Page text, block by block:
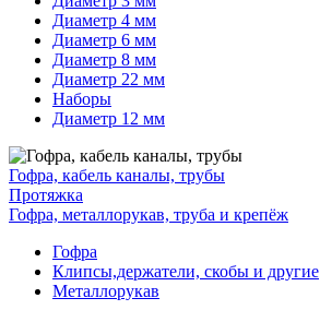
Диаметр 4 мм
Диаметр 6 мм
Диаметр 8 мм
Диаметр 22 мм
Наборы
Диаметр 12 мм
Гофра, кабель каналы, трубы
Протяжка
Гофра, металлорукав, труба и крепёж
Гофра
Клипсы,держатели, скобы и другие
Металлорукав